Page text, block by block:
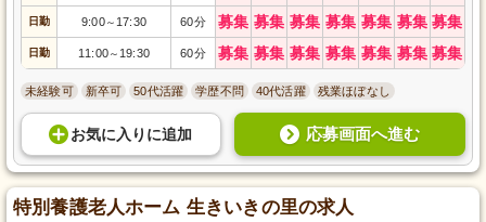
日勤 9:00～ 17:30 60分 募集 募集 募集 募集 募集 募集 募集
日勤 11:00～ 19:30 60分 募集 募集 募集 募集 募集 募集 募集
未経験可 新卒可 50代活躍 学歴不問 40代活躍 残業ほぼなし
お気に入り に追加 応募画面へ進む
特別養護老人ホーム 生きいきの里の求人